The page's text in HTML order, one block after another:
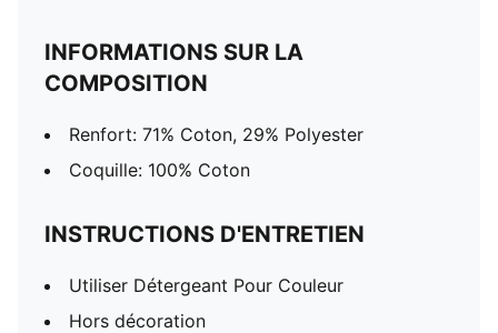
INFORMATIONS SUR LA
COMPOSITION
Renfort: 71% Coton, 29% Polyester
Coquille: 100% Coton
INSTRUCTIONS D'ENTRETIEN
Utiliser Détergeant Pour Couleur
Hors décoration